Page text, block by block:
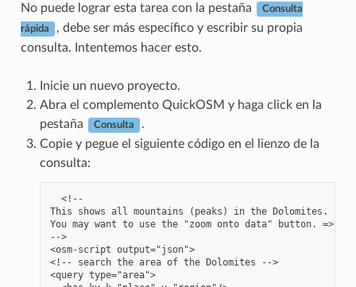
No puede lograr esta tarea con la pestaña Consulta
rápida
, debe ser más específico y escribir su propia
consulta. Intentemos hacer esto.
Inicie un nuevo proyecto.
Abra el complemento QuickOSM y haga click en la
pestaña
Consulta
.
Copie y pegue el siguiente código en el lienzo de la
consulta:
  <!--
This shows all mountains (peaks) in the Dolomites.
You may want to use the "zoom onto data" button. =>
-->
<osm-script output="json">
<!-- search the area of the Dolomites -->
<query type="area">